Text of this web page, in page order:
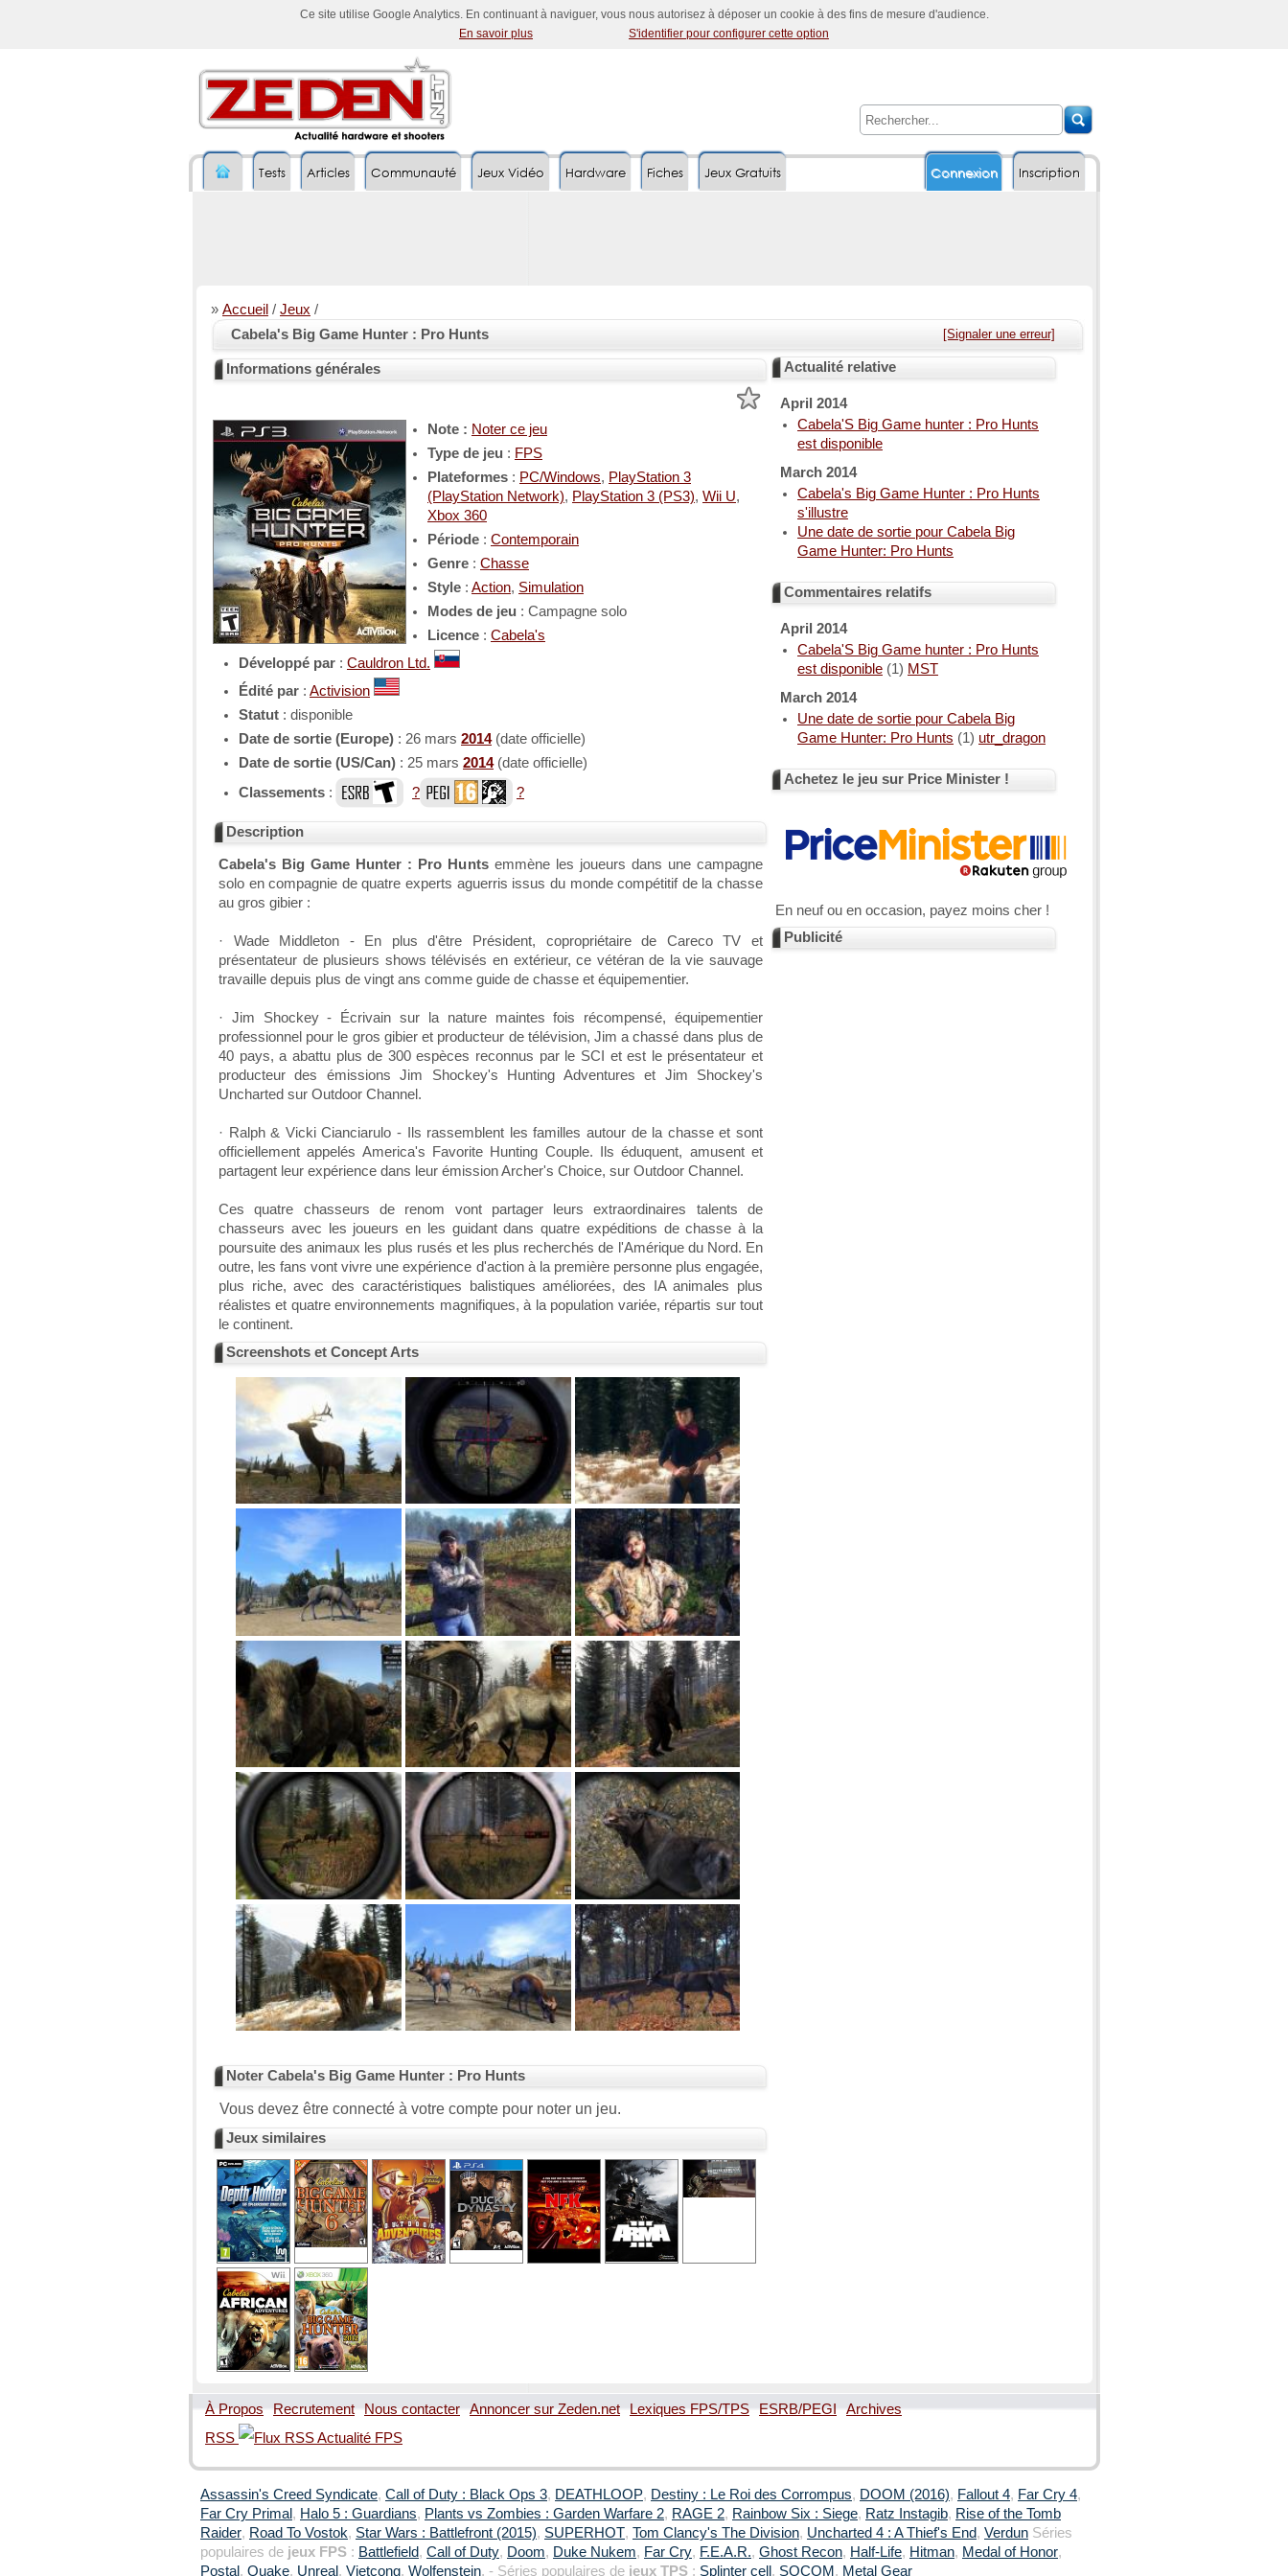
Ce site utilise Google Analytics. En continuant à naviguer, vous nous autorisez à déposer un cookie à des fins de mesure d'audience.
En savoir plus
S'identifier pour configurer cette option
Inscription
Tests Articles Communauté Jeux Vidéo Hardware Fiches Connexion
Jeux Gratuits
» Accueil / Jeux /
[Signaler une erreur]
Cabela's Big Game Hunter : Pro Hunts
Informations générales
Note : Noter ce jeu
Type de jeu : FPS
Plateformes : PC/Windows, PlayStation 3
(PlayStation Network), PlayStation 3 (PS3), Wii U,
Xbox 360
Période : Contemporain
Genre : Chasse
Style : Action, Simulation
Modes de jeu : Campagne solo
Licence : Cabela's
Développé par : Cauldron Ltd.
Édité par : Activision
Statut : disponible
Date de sortie (Europe) : 26 mars 2014(date officielle)
Date de sortie (US/Can) : 25 mars 2014(date officielle)
Classements : ? ?
Description
Cabela's Big Game Hunter : Pro Huntsemmène les joueurs dans une campagne
solo en compagnie de quatre experts aguerris issus du monde compétitif de la chasse
au gros gibier :
· Wade Middleton - En plus d'être Président, copropriétaire de Careco TV et
présentateur de plusieurs shows télévisés en extérieur, ce vétéran de la vie sauvage
travaille depuis plus de vingt ans comme guide de chasse et équipementier.
· Jim Shockey - Écrivain sur la nature maintes fois récompensé, équipementier
professionnel pour le gros gibier et producteur de télévision, Jim a chassé dans plus de
40 pays, a abattu plus de 300 espèces reconnus par le SCI et est le présentateur et
producteur des émissions Jim Shockey's Hunting Adventures et Jim Shockey's
Uncharted sur Outdoor Channel.
· Ralph & Vicki Cianciarulo - Ils rassemblent les familles autour de la chasse et sont
officiellement appelés America's Favorite Hunting Couple. Ils éduquent, amusent et
partagent leur expérience dans leur émission Archer's Choice, sur Outdoor Channel.
Ces quatre chasseurs de renom vont partager leurs extraordinaires talents de
chasseurs avec les joueurs en les guidant dans quatre expéditions de chasse à la
poursuite des animaux les plus rusés et les plus recherchés de l'Amérique du Nord. En
outre, les fans vont vivre une expérience d'action à la première personne plus engagée,
plus riche, avec des caractéristiques balistiques améliorées, des IA animales plus
réalistes et quatre environnements magnifiques, à la population variée, répartis sur tout
le continent.
Screenshots et Concept Arts
Noter Cabela's Big Game Hunter : Pro Hunts
Vous devez être connecté à votre compte pour noter un jeu.
Jeux similaires
Actualité relative
April 2014
Cabela'S Big Game hunter : Pro Hunts
est disponible
March 2014
Cabela's Big Game Hunter : Pro Hunts
s'illustre
Une date de sortie pour Cabela Big
Game Hunter: Pro Hunts
Commentaires relatifs
April 2014
Cabela'S Big Game hunter : Pro Hunts
est disponible (1) MST
March 2014
Une date de sortie pour Cabela Big
Game Hunter: Pro Hunts (1) utr_dragon
Achetez le jeu sur Price Minister !
En neuf ou en occasion, payez moins cher !
Publicité
À Propos Recrutement Nous contacter Annoncer sur Zeden.net Lexiques FPS/TPS ESRB/PEGI
Archives
RSS
Assassin's Creed Syndicate, Call of Duty : Black Ops 3, DEATHLOOP, Destiny : Le Roi des Corrompus, DOOM (2016), Fallout 4, Far Cry 4,
Far Cry Primal, Halo 5 : Guardians, Plants vs Zombies : Garden Warfare 2, RAGE 2, Rainbow Six : Siege, Ratz Instagib, Rise of the Tomb
Raider, Road To Vostok, Star Wars : Battlefront (2015), SUPERHOT, Tom Clancy's The Division, Uncharted 4 : A Thief's End, Verdun Séries
populaires de jeux FPS : Battlefield, Call of Duty, Doom, Duke Nukem, Far Cry, F.E.A.R., Ghost Recon, Half-Life, Hitman, Medal of Honor,
Postal, Quake, Unreal, Vietcong, Wolfenstein. - Séries populaires de jeux TPS : Splinter cell , SOCOM , Metal Gear